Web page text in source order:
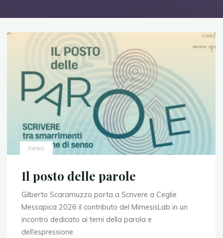
news
Il posto delle parole
Gilberto Scaramuzzo porta a Scrivere a Ceglie
Messapica 2026 il contributo del MimesisLab in un
incontro dedicato ai temi della parola e
dell’espressione.